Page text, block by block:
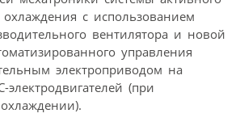
с использованием
вентилятора и новой
управления
электроприводом на
электродвигателей (при